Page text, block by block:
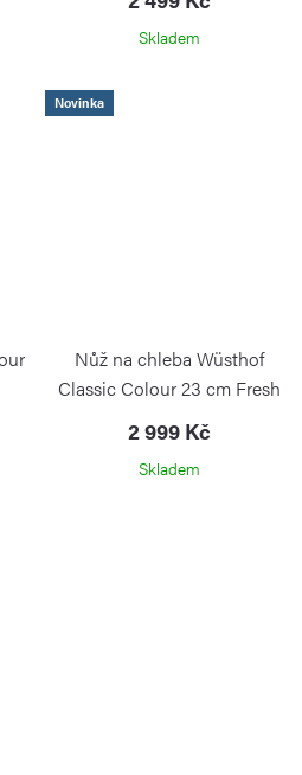
Skladem
Novinka
Nůž na chleba Wüsthof
Classic Colour 23 cm Fresh
Rosemary
2 999 Kč
Skladem